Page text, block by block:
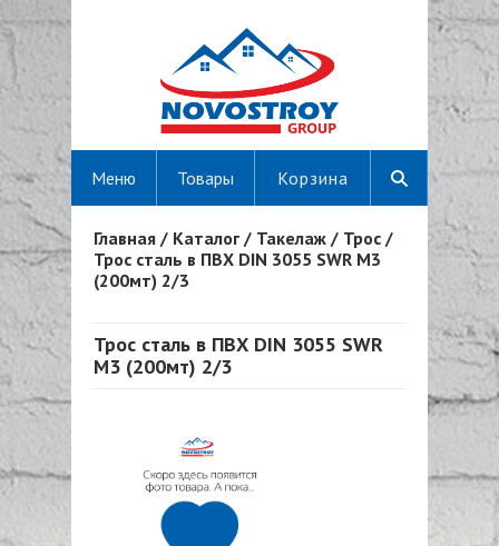
Корзина
Меню Товары
Вы здесь
Главная / Каталог / Такелаж / Трос /
Трос сталь в ПВХ DIN 3055 SWR M3
(200мт) 2/3
Трос сталь в ПВХ DIN 3055 SWR
M3 (200мт) 2/3